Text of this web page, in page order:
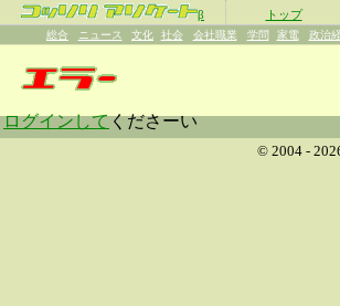
β トップ
総合 ニュース 文化 社会 会社職業 学問 家電 政治
ログインしてくださーい
© 2004 -